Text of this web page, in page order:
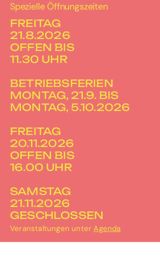
Spezielle Öffnungszeiten
FREITAG
21.8.2026
OFFEN BIS
11.30 UHR
BETRIEBSFERIEN
MONTAG, 21.9. BIS
MONTAG, 5.10.2026
FREITAG
20.11.2026
OFFEN BIS
16.00 UHR
SAMSTAG
21.11.2026
GESCHLOSSEN
Veranstaltungen unterAgenda